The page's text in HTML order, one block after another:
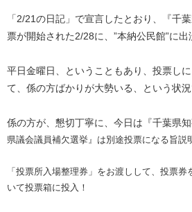
「2/21の日記」で宣言したとおり、『千
票が開始された2/28に、”本納公民館”に
平日金曜日、ということもあり、投票し
て、係の方ばかりが大勢いる、という状況
係の方が、懇切丁寧に、今日は『千葉県
県議会議員補欠選挙』は別途投票になる旨説
「投票所入場整理券」をお渡しして、投票
いて投票箱に投入！